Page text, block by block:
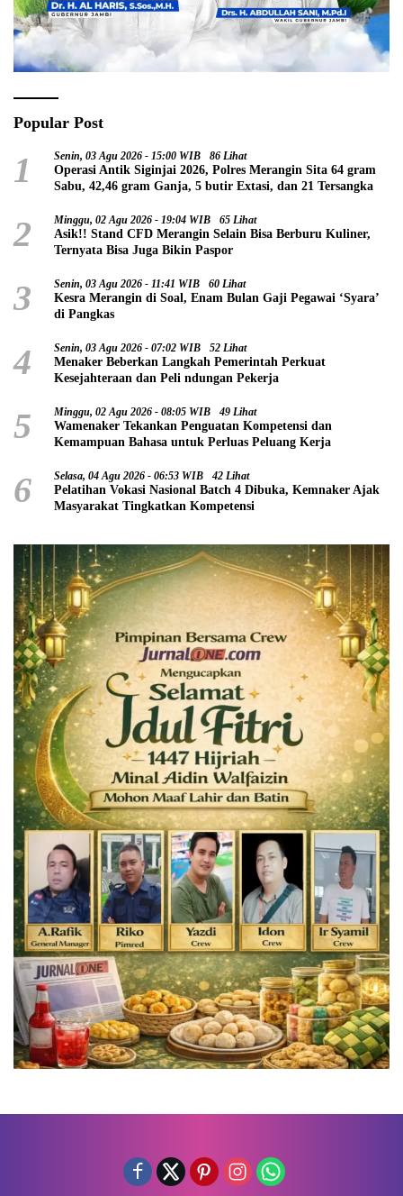
Popular Post
1 Senin, 03 Agu 2026 - 15:00 WIB 86 Lihat
Operasi Antik Siginjai 2026, Polres Merangin Sita 64 gram
Sabu, 42,46 gram Ganja, 5 butir Extasi, dan 21 Tersangka
2 Minggu, 02 Agu 2026 - 19:04 WIB 65 Lihat
Asik!! Stand CFD Merangin Selain Bisa Berburu Kuliner,
Ternyata Bisa Juga Bikin Paspor
3 Senin, 03 Agu 2026 - 11:41 WIB 60 Lihat
Kesra Merangin di Soal, Enam Bulan Gaji Pegawai ‘Syara’
di Pangkas
4 Senin, 03 Agu 2026 - 07:02 WIB 52 Lihat
Menaker Beberkan Langkah Pemerintah Perkuat
Kesejahteraan dan Peli ndungan Pekerja
5 Minggu, 02 Agu 2026 - 08:05 WIB 49 Lihat
Wamenaker Tekankan Penguatan Kompetensi dan
Kemampuan Bahasa untuk Perluas Peluang Kerja
6 Selasa, 04 Agu 2026 - 06:53 WIB 42 Lihat
Pelatihan Vokasi Nasional Batch 4 Dibuka, Kemnaker Ajak
Masyarakat Tingkatkan Kompetensi